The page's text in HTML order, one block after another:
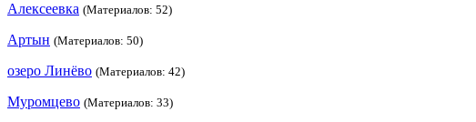
Алексеевка (Материалов: 52)
Артын (Материалов: 50)
озеро Линёво (Материалов: 42)
Муромцево (Материалов: 33)